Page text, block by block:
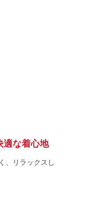
適な着心地
、リラックスし